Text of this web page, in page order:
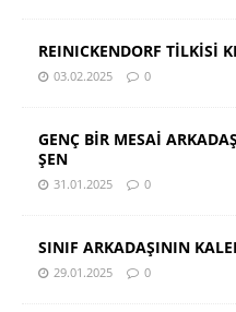
REINICKENDORF TİLKİSİ
03.02.2025 0
GENÇ BİR MESAİ
ŞEN
31.01.2025 0
SINIF ARKADAŞININ
29.01.2025 0